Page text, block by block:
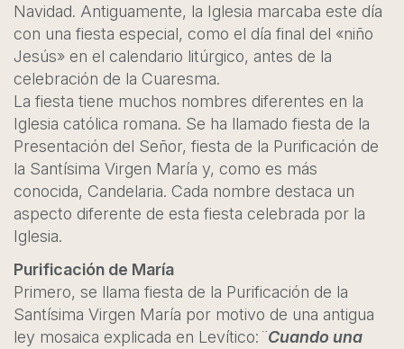
Navidad. Antiguamente, la Iglesia marcaba este día
con una fiesta especial, como el día final del «niño
Jesús» en el calendario litúrgico, antes de la
celebración de la Cuaresma.
La fiesta tiene muchos nombres diferentes en la
Iglesia católica romana. Se ha llamado fiesta de la
Presentación del Señor, fiesta de la Purificación de
la Santísima Virgen María y, como es más
conocida, Candelaria. Cada nombre destaca un
aspecto diferente de esta fiesta celebrada por la
Iglesia.
Purificación de María
Primero, se llama fiesta de la Purificación de la
Santísima Virgen María por motivo de una antigua
ley mosaica explicada en Levítico: ¨Cuando una